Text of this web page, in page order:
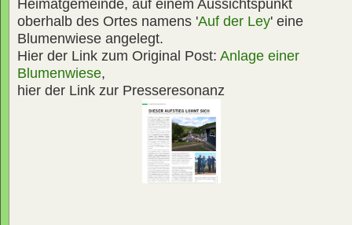
Heimatgemeinde, auf einem Aussichtspunkt
oberhalb des Ortes namens 'Auf der Ley' eine
Blumenwiese angelegt.
Hier der Link zum Original Post: Anlage einer
Blumenwiese,
hier der Link zur Presseresonanz